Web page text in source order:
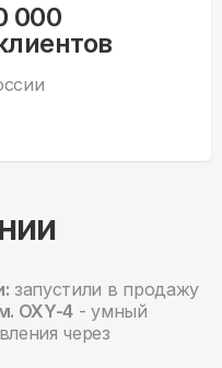
000
запустили в продажу
OXY-4 - умный
через